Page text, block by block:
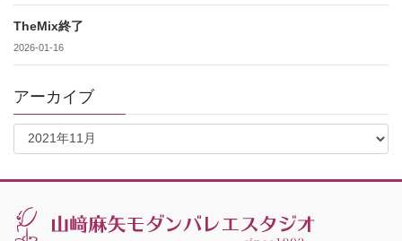
TheMix終了
2026-01-16
アーカイブ
ア
イ